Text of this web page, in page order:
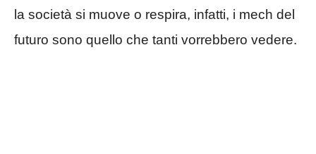
la società si muove o respira, infatti, i mech del
futuro sono quello che tanti vorrebbero vedere.